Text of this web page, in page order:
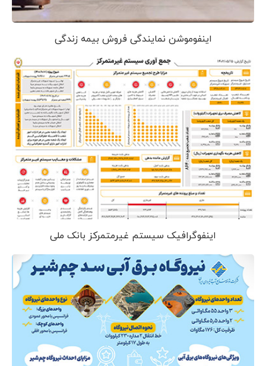
اینفوموشن نمایندگی فروش بیمه زندگی
اینفوگرافیک سیستم غیرمتمرکز بانک ملی